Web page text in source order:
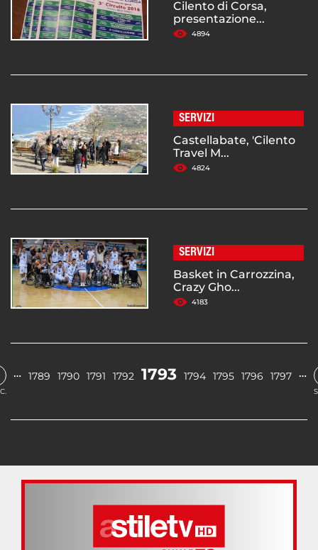
Cilento di Corsa,
presentazione...
4894
SERVIZI
Castellabate, 'Cilento
Travel M...
4824
SERVIZI
Basket in Carrozzina,
Crazy Gho...
4183
… 1789 1790 1791 1792 1793 1794 1795 1796 1797 …